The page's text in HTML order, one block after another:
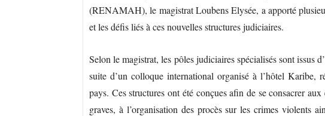
(RENAMAH), le magistrat Loubens Elysée, a apporté
et les défis liés à ces nouvelles structures judiciaires.
Selon le magistrat, les pôles judiciaires spécialisés sont
suite d’un colloque international organisé à l’hôtel Karibe,
pays. Ces structures ont été conçues afin de se consacrer
graves, à l’organisation des procès sur les crimes violents